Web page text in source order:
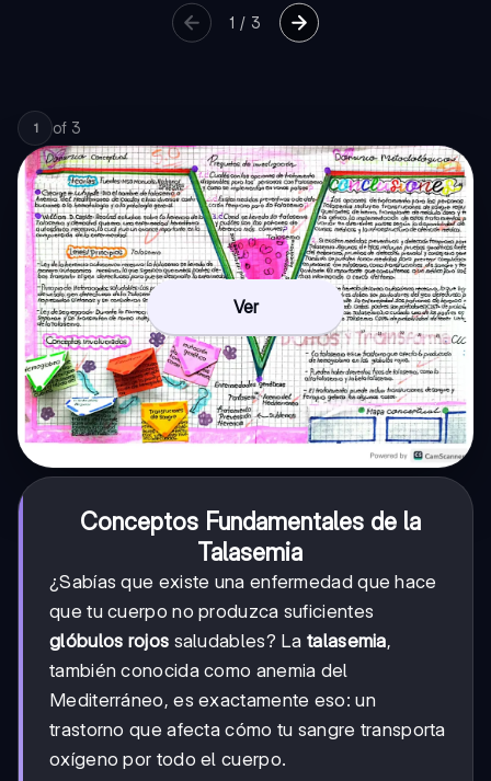
1 / 3
1 of 3
Ver
Conceptos Fundamentales de la
Talasemia
¿Sabías que existe una enfermedad que hace
que tu cuerpo no produzca suficientes
glóbulos rojos saludables? Latalasemia,
también conocida como anemia del
Mediterráneo, es exactamente eso: un
trastorno que afecta cómo tu sangre transporta
oxígeno por todo el cuerpo.